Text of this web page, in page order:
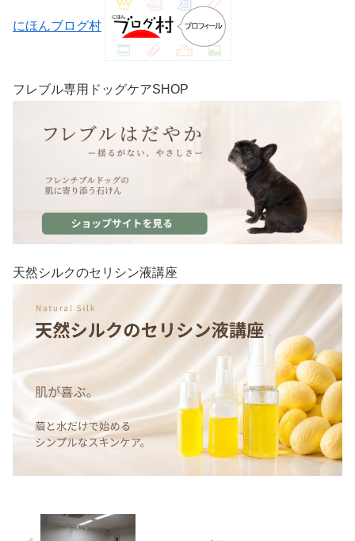
にほんブログ村
フレブル専用ドッグケアSHOP
天然シルクのセリシン液講座